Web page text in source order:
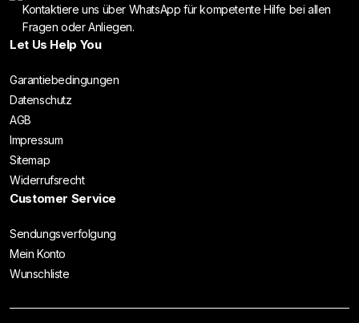
Kontaktiere uns über WhatsApp für kompetente Hilfe bei allen
Fragen oder Anliegen.
Let Us Help You
Garantiebedingungen
Datenschutz
AGB
Impressum
Sitemap
Widerrufsrecht
Customer Service
Sendungsverfolgung
Mein Konto
Wunschliste